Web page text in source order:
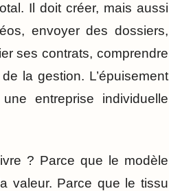
Il doit créer, mais aussi
envoyer des dossiers,
ses contrats, comprendre
la gestion. L’épuisement
entreprise individuelle
? Parce que le modèle
valeur. Parce que le tissu